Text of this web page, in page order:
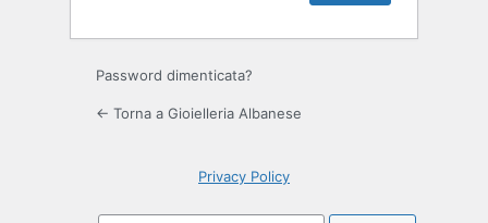
Password dimenticata?
← Torna a Gioielleria Albanese
Privacy Policy